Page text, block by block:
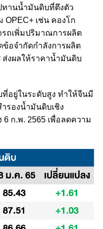
ทานน้ำมันดิบที่ตึงตัว
OPEC+ เช่น คองโก
รถเพิ่มปริมาณการผลิต
อจำกัดกำลังการผลิต
ส่งผลให้ราคาน้ำมันดิบ
อยู่ในระดับสูง ทำให้จีนมี
รองน้ำมันดิบเชิง
ก.พ. 2565 เพื่อลดความ